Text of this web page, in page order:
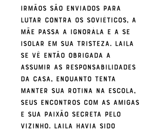
irmãos são enviados para
lutar contra os soviéticos, a
mãe passa a ignorála e a se
isolar em sua tristeza. Laila
se vê então obrigada a
assumir as responsabilidades
da casa, enquanto tenta
manter sua rotina na escola,
seus encontros com as amigas
e sua paixão secreta pelo
vizinho. Laila havia sido